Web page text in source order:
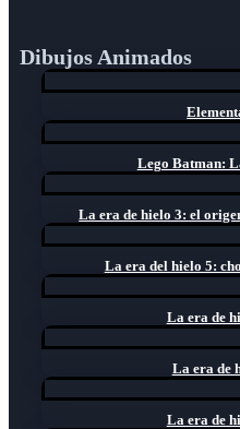
Dibujos Animados
Lego Batman:
La era de hielo 3: el
La era del hielo 5:
La era de
La era de
La era de